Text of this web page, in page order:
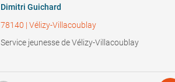
Dimitri Guichard
78140 | Vélizy-Villacoublay
Service jeunesse de Vélizy-Villacoublay